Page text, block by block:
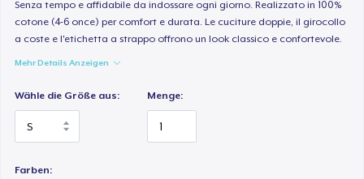
Senza tempo e affidabile da indossare ogni giorno. Realizzato in 100%
cotone (4-6 once) per comfort e durata. Le cuciture doppie, il girocollo
a coste e l'etichetta a strappo offrono un look classico e confortevole.
Mehr Details Anzeigen
Wähle die Größe aus: Menge:
Farben: